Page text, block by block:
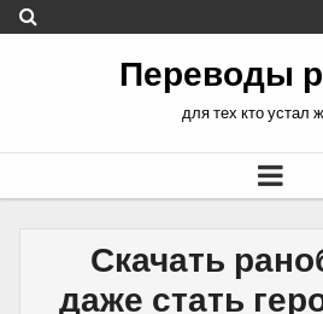
Переводы
для тех кто устал
Скачать
даже стать